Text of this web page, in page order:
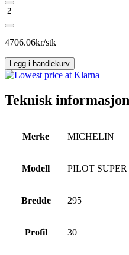
MICHELIN
PILOT
SUPER
SPORT
4706.06kr/stk
Legg i handlekurv
Teknisk informasjon
Merke MICHELIN
Modell PILOT SUPER
Bredde 295
Profil 30